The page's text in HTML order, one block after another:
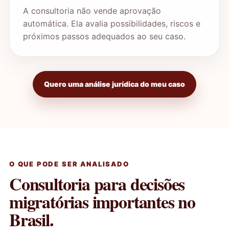
A consultoria não vende aprovação
automática. Ela avalia possibilidades, riscos e
próximos passos adequados ao seu caso.
Quero uma análise jurídica do meu caso
O QUE PODE SER ANALISADO
Consultoria para decisões
migratórias importantes no
Brasil.